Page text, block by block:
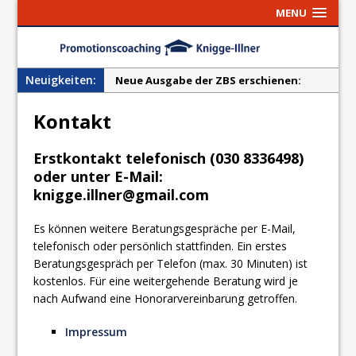
MENU
Neuigkeiten:
Neue Ausgabe der ZBS erschienen:
Belastungen im Promotionsprozess“
erschienen!
Kontakt
Erstkontakt telefonisch (030 8336498)
oder unter E-Mail:
knigge.illner@gmail.com
Es können weitere Beratungsgespräche per E-Mail,
telefonisch oder persönlich stattfinden. Ein erstes
Beratungsgespräch per Telefon (max. 30 Minuten) ist
kostenlos. Für eine weitergehende Beratung wird je
nach Aufwand eine Honorarvereinbarung getroffen.
Impressum